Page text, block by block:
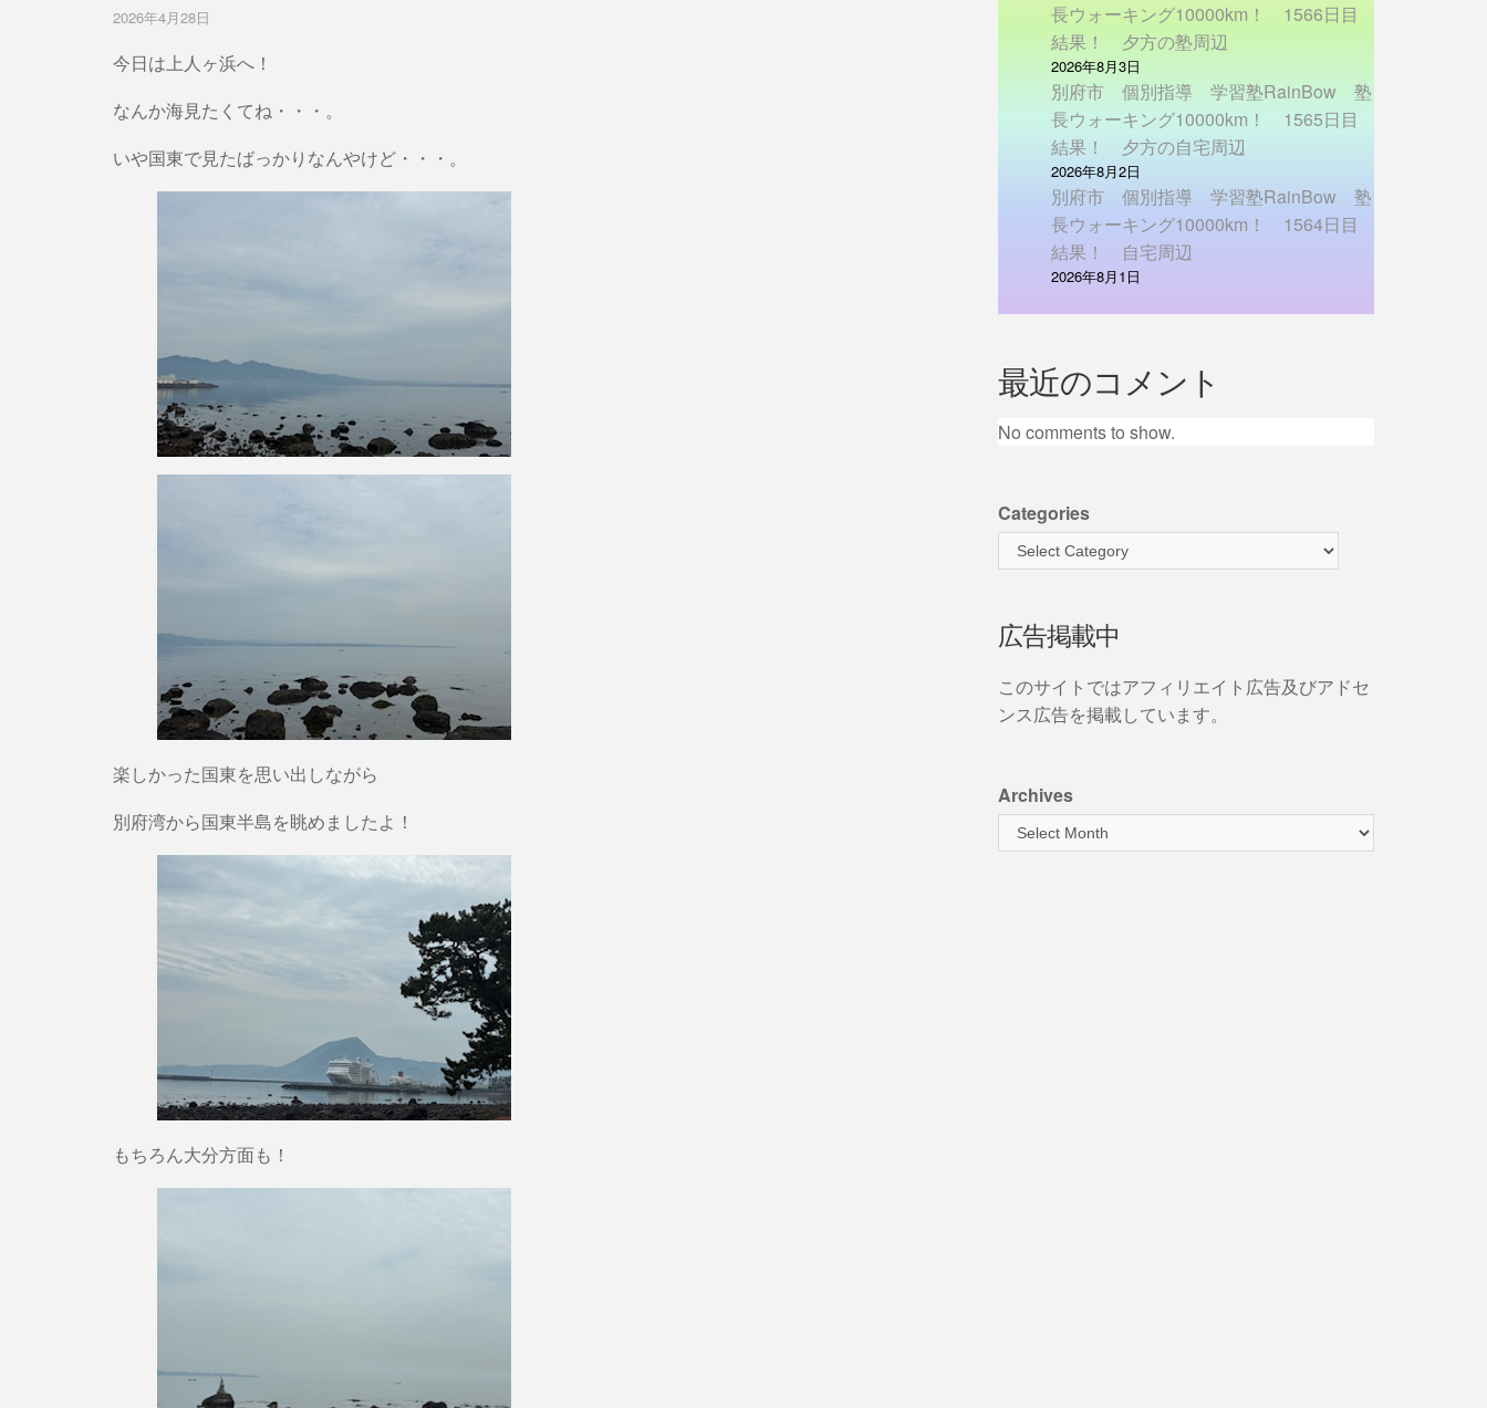
2026年4月28日
今日は上人ヶ浜へ！
なんか海見たくてね・・・。
いや国東で見たばっかりなんやけど・・・。
楽しかった国東を思い出しながら
別府湾から国東半島を眺めましたよ！
もちろん大分方面も！
長ウォーキング10000km！ 1566日目
結果！ 夕方の塾周辺
2026年8月3日
別府市 個別指導 学習塾RainBow 塾
長ウォーキング10000km！ 1565日目
結果！ 夕方の自宅周辺
2026年8月2日
別府市 個別指導 学習塾RainBow 塾
長ウォーキング10000km！ 1564日目
結果！ 自宅周辺
2026年8月1日
最近のコメント
No comments to show.
Categories
広告掲載中
このサイトではアフィリエイト広告及びアドセ
ンス広告を掲載しています。
Archives